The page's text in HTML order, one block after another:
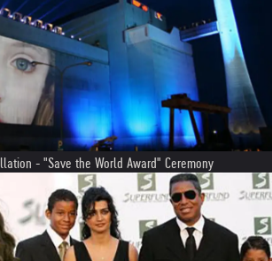
- "Save the World Award" Ceremony